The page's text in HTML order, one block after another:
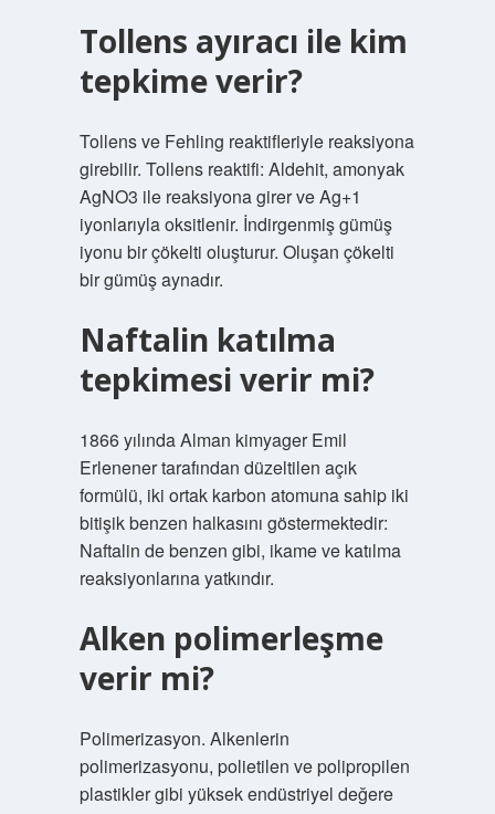
Tollens ayıracı ile kim
tepkime verir?
Tollens ve Fehling reaktifleriyle reaksiyona
girebilir. Tollens reaktifi: Aldehit, amonyak
AgNO3 ile reaksiyona girer ve Ag+1
iyonlarıyla oksitlenir. İndirgenmiş gümüş
iyonu bir çökelti oluşturur. Oluşan çökelti
bir gümüş aynadır.
Naftalin katılma
tepkimesi verir mi?
1866 yılında Alman kimyager Emil
Erlenener tarafından düzeltilen açık
formülü, iki ortak karbon atomuna sahip iki
bitişik benzen halkasını göstermektedir:
Naftalin de benzen gibi, ikame ve katılma
reaksiyonlarına yatkındır.
Alken polimerleşme
verir mi?
Polimerizasyon. Alkenlerin
polimerizasyonu, polietilen ve polipropilen
plastikler gibi yüksek endüstriyel değere